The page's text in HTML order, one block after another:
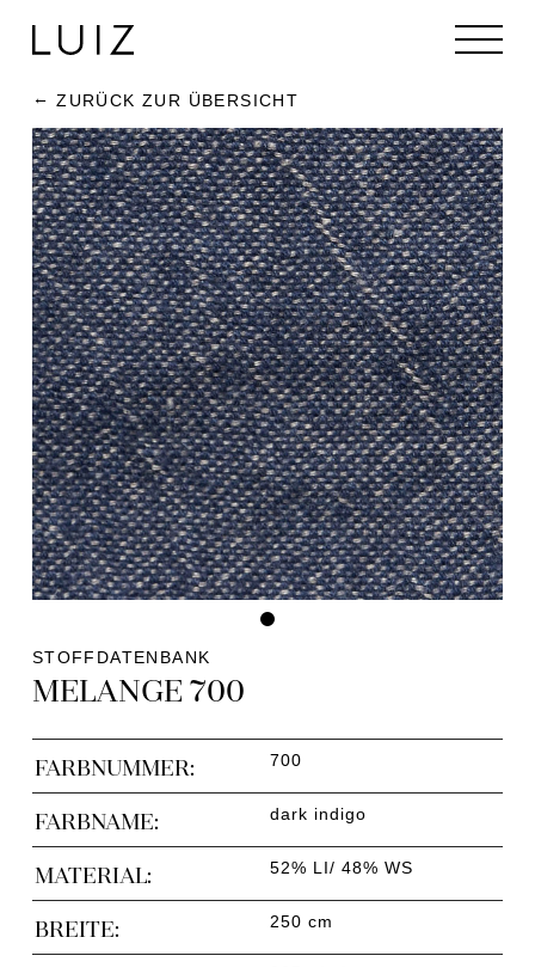
ZURÜCK ZUR ÜBERSICHT
STOFFDATENBANK
MELANGE 700
FARBNUMMER: 700
FARBNAME: dark indigo
MATERIAL: 52% LI/ 48% WS
BREITE: 250 cm